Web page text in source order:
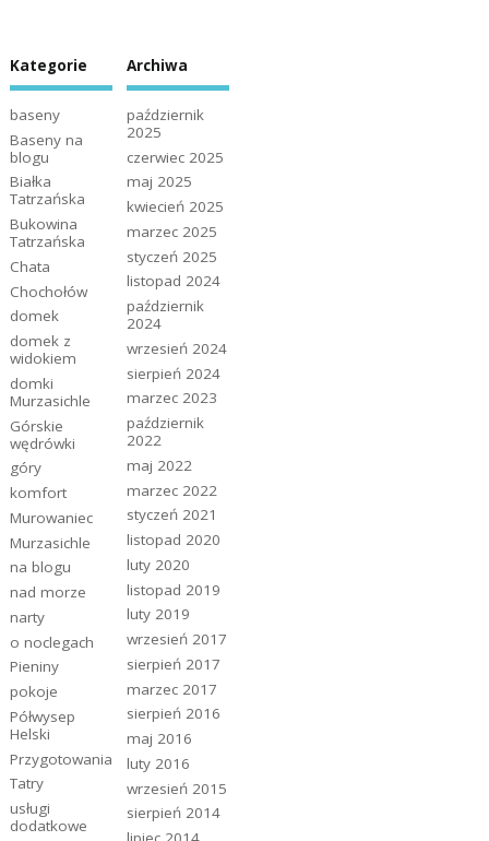
Kategorie
baseny
Baseny na
blogu
Białka
Tatrzańska
Bukowina
Tatrzańska
Chata
Chochołów
domek
domek z
widokiem
domki
Murzasichle
Górskie
wędrówki
góry
komfort
Murowaniec
Murzasichle
na blogu
nad morze
narty
o noclegach
Pieniny
pokoje
Półwysep
Helski
Przygotowania
Tatry
usługi
dodatkowe
Archiwa
październik
2025
czerwiec 2025
maj 2025
kwiecień 2025
marzec 2025
styczeń 2025
listopad 2024
październik
2024
wrzesień 2024
sierpień 2024
marzec 2023
październik
2022
maj 2022
marzec 2022
styczeń 2021
listopad 2020
luty 2020
listopad 2019
luty 2019
wrzesień 2017
sierpień 2017
marzec 2017
sierpień 2016
maj 2016
luty 2016
wrzesień 2015
sierpień 2014